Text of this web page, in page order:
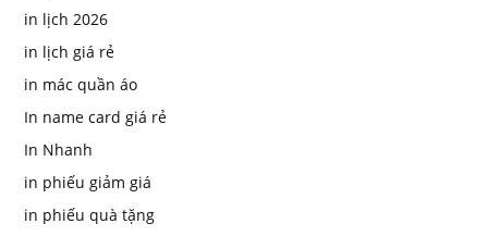
in lịch 2026
in lịch giá rẻ
in mác quần áo
In name card giá rẻ
In Nhanh
in phiếu giảm giá
in phiếu quà tặng